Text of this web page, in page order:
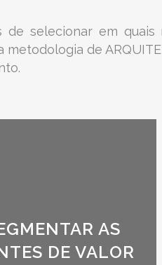
de selecionar em quais
metodologia de
AS
DE VALOR